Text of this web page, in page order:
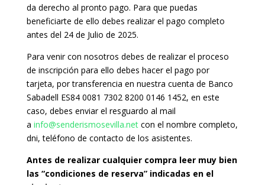
da derecho al pronto pago. Para que puedas
beneficiarte de ello debes realizar el pago completo
antes del 24 de Julio de 2025.
Para venir con nosotros debes de realizar el proceso
de inscripción para ello debes hacer el pago por
tarjeta, por transferencia en nuestra cuenta de Banco
Sabadell ES84 0081 7302 8200 0146 1452, en este
caso, debes enviar el resguardo al mail
a info@senderismosevilla.netcon el nombre completo,
dni, teléfono de contacto de los asistentes.
Antes de realizar cualquier compra leer muy bien
las “condiciones de reserva” indicadas en el